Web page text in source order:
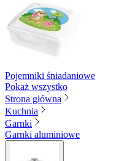
Pojemniki śniadaniowe
Pokaż wszystko
Strona główna
Kuchnia
Garnki
Garnki aluminiowe